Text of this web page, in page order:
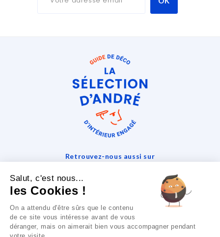
Retrouvez-nous aussi sur
Notre Société
Salut, c'est nous...
les Cookies !
On a attendu d'être sûrs que le contenu
de ce site vous intéresse avant de vous
déranger, mais on aimerait bien vous accompagner pendant